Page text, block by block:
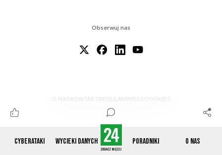
Cyberataki Wycieki danych Poradniki O nas
Obserwuj nas
O NAS KONTAKTREGULAMINRSS COOKIES
© 2012-2026 CYBERDEFENCE24